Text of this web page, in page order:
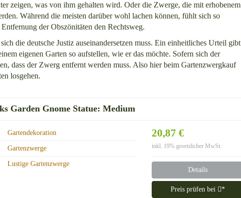
zeigen, was von ihm gehalten wird. Oder die Zwerge, die mit erhobenem
Während die meisten darüber wohl lachen können, fühlt sich so
der Obszönitäten den Rechtsweg.
die deutsche Justiz auseinandersetzen muss. Ein einheitliches Urteil gibt
eigenen Garten so aufstellen, wie er das möchte. Sofern sich der
dass der Zwerg entfernt werden muss. Also hier beim Gartenzwergkauf
losgehen.
Garden Gnome Statue: Medium
20,87 €
inkl. 19% gesetzlicher MwSt.
Details
Preis prüfen bei *
Gartendekoration
Gartenzwerge
Lustige Gartenzwerge